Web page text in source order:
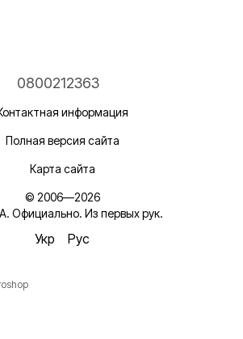
0800212363
информация
Полная версия сайта
Карта сайта
© 2006—2026
Официально. Из первых рук.
Укр Рус